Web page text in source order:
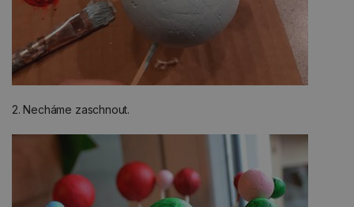
2. Necháme zaschnout.